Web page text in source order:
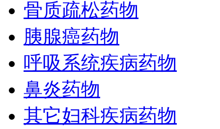
骨质疏松药物
胰腺癌药物
呼吸系统疾病药物
鼻炎药物
其它妇科疾病药物